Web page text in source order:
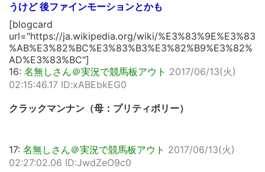
うけど 後ファインモーションとかも
[blogcard
url="https://ja.wikipedia.org/wiki/%E3%83%9E%E3%83
%AB%E3%82%BC%E3%83%B3%E3%82%B9%E3%82%
AD%E3%83%BC"]
16: 名無しさん＠実況で競馬板アウト 2017/06/13(火)
02:15:46.17 ID:xABEbkEG0
クラックマンナン（母：プリティポリー）
17: 名無しさん＠実況で競馬板アウト 2017/06/13(火)
02:27:02.06 ID:JwdZeO9c0